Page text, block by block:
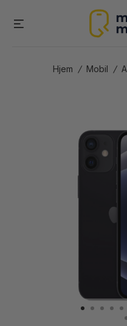
Hjem / Mobil /